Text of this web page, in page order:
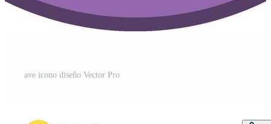
ave icono diseño Vector Pro